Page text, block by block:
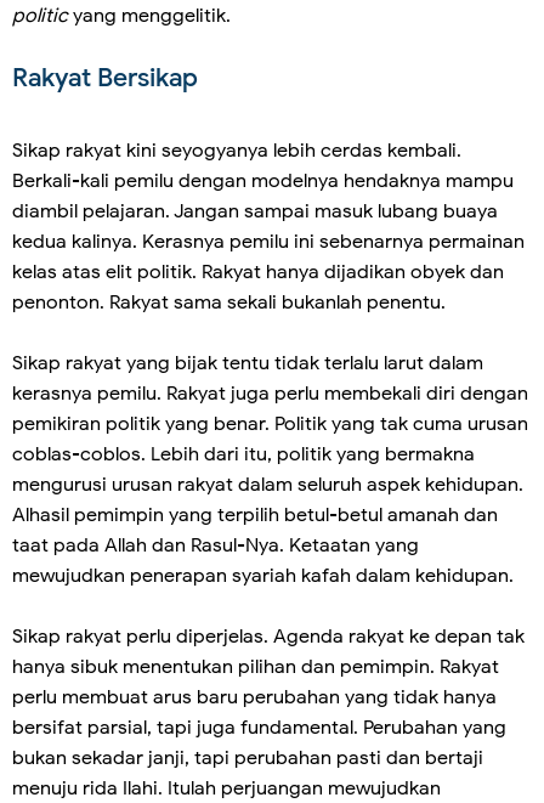
politicyang menggelitik.
Rakyat Bersikap
Sikap rakyat kini seyogyanya lebih cerdas kembali.
Berkali-kali pemilu dengan modelnya hendaknya mampu
diambil pelajaran. Jangan sampai masuk lubang buaya
kedua kalinya. Kerasnya pemilu ini sebenarnya permainan
kelas atas elit politik. Rakyat hanya dijadikan obyek dan
penonton. Rakyat sama sekali bukanlah penentu.
Sikap rakyat yang bijak tentu tidak terlalu larut dalam
kerasnya pemilu. Rakyat juga perlu membekali diri dengan
pemikiran politik yang benar. Politik yang tak cuma urusan
coblas-coblos. Lebih dari itu, politik yang bermakna
mengurusi urusan rakyat dalam seluruh aspek kehidupan.
Alhasil pemimpin yang terpilih betul-betul amanah dan
taat pada Allah dan Rasul-Nya. Ketaatan yang
mewujudkan penerapan syariah kafah dalam kehidupan.
Sikap rakyat perlu diperjelas. Agenda rakyat ke depan tak
hanya sibuk menentukan pilihan dan pemimpin. Rakyat
perlu membuat arus baru perubahan yang tidak hanya
bersifat parsial, tapi juga fundamental. Perubahan yang
bukan sekadar janji, tapi perubahan pasti dan bertaji
menuju rida Ilahi. Itulah perjuangan mewujudkan